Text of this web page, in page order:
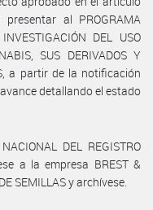
al PROGRAMA
DEL USO
SUS DERIVADOS Y
a partir de la notificación
detallando el estado
DEL REGISTRO
a la empresa BREST &
SEMILLAS y archívese.